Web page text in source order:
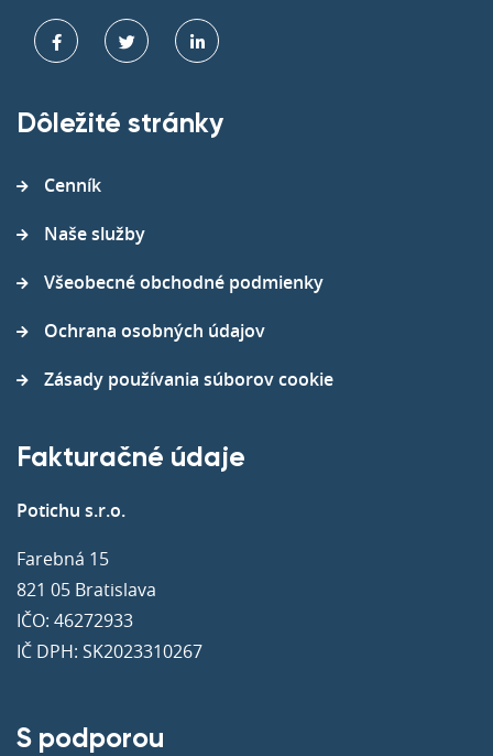
Dôležité stránky
Cenník
Naše služby
Všeobecné obchodné podmienky
Ochrana osobných údajov
Zásady používania súborov cookie
Fakturačné údaje
Potichu s.r.o.
Farebná 15
821 05 Bratislava
IČO: 46272933
IČ DPH: SK2023310267
S podporou